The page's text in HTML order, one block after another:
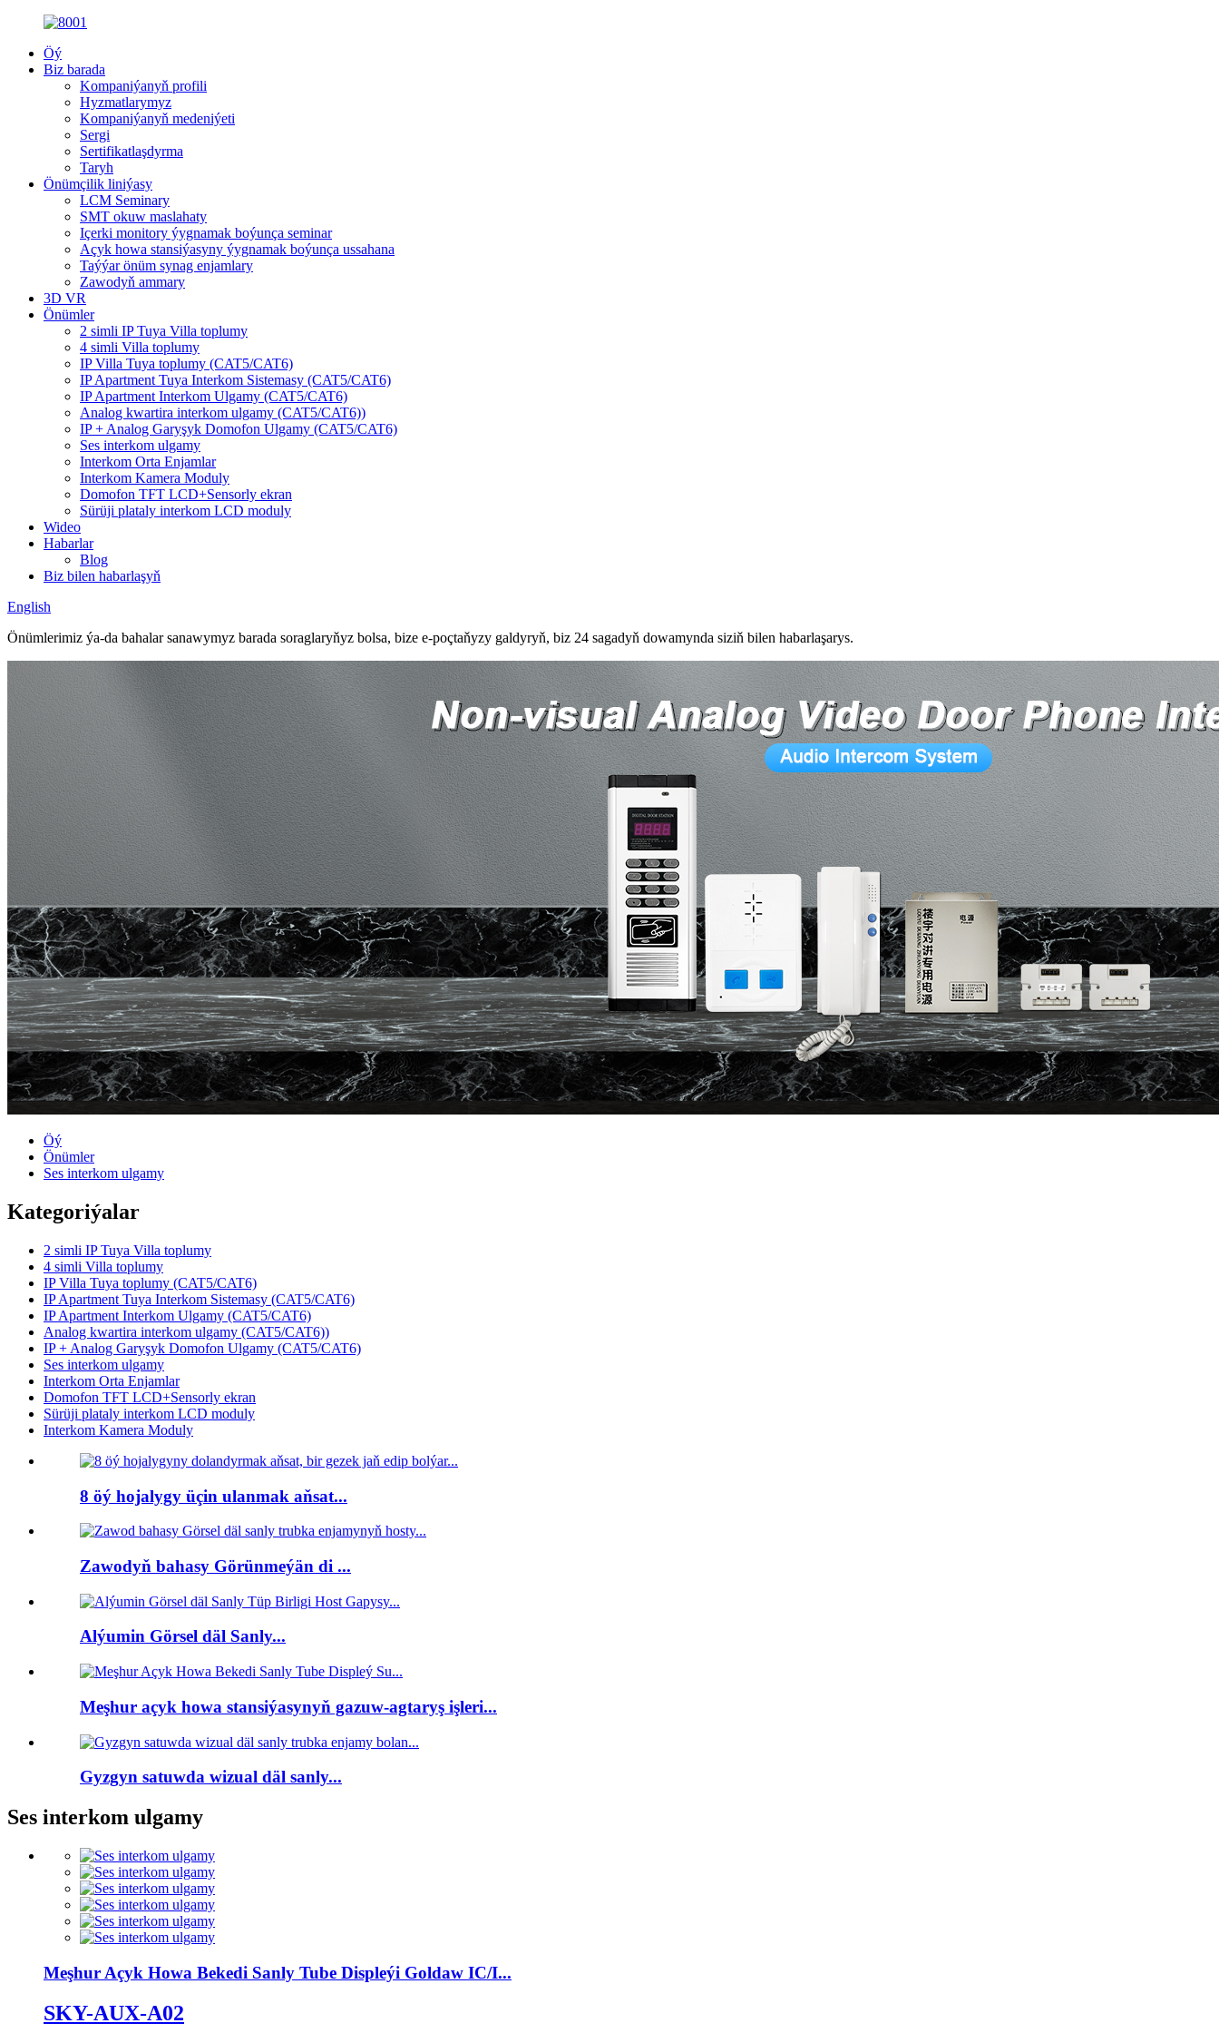
Öý
Biz barada
Kompaniýanyň profili
Hyzmatlarymyz
Kompaniýanyň medeniýeti
Sergi
Sertifikatlaşdyrma
Taryh
Önümçilik liniýasy
LCM Seminary
SMT okuw maslahaty
Içerki monitory ýygnamak boýunça seminar
Açyk howa stansiýasyny ýygnamak boýunça ussahana
Taýýar önüm synag enjamlary
Zawodyň ammary
3D VR
Önümler
2 simli IP Tuya Villa toplumy
4 simli Villa toplumy
IP Villa Tuya toplumy (CAT5/CAT6)
IP Apartment Tuya Interkom Sistemasy (CAT5/CAT6)
IP Apartment Interkom Ulgamy (CAT5/CAT6)
Analog kwartira interkom ulgamy (CAT5/CAT6))
IP + Analog Garyşyk Domofon Ulgamy (CAT5/CAT6)
Ses interkom ulgamy
Interkom Orta Enjamlar
Interkom Kamera Moduly
Domofon TFT LCD+Sensorly ekran
Sürüji plataly interkom LCD moduly
Wideo
Habarlar
Blog
Biz bilen habarlaşyň
English
Önümlerimiz ýa-da bahalar sanawymyz barada soraglaryňyz bolsa, bize e-poçtaňyzy galdyryň, biz 24 sagadyň dowamynda siziň bilen habarlaşarys.
Öý
Önümler
Ses interkom ulgamy
Kategoriýalar
2 simli IP Tuya Villa toplumy
4 simli Villa toplumy
IP Villa Tuya toplumy (CAT5/CAT6)
IP Apartment Tuya Interkom Sistemasy (CAT5/CAT6)
IP Apartment Interkom Ulgamy (CAT5/CAT6)
Analog kwartira interkom ulgamy (CAT5/CAT6))
IP + Analog Garyşyk Domofon Ulgamy (CAT5/CAT6)
Ses interkom ulgamy
Interkom Orta Enjamlar
Domofon TFT LCD+Sensorly ekran
Sürüji plataly interkom LCD moduly
Interkom Kamera Moduly
8 öý hojalygy üçin ulanmak aňsat...
Zawodyň bahasy Görünmeýän di ...
Alýumin Görsel däl Sanly...
Meşhur açyk howa stansiýasynyň gazuw-agtaryş işleri...
Gyzgyn satuwda wizual däl sanly...
Ses interkom ulgamy
Meşhur Açyk Howa Bekedi Sanly Tube Displeýi Goldaw IC/I...
SKY-AUX-A02